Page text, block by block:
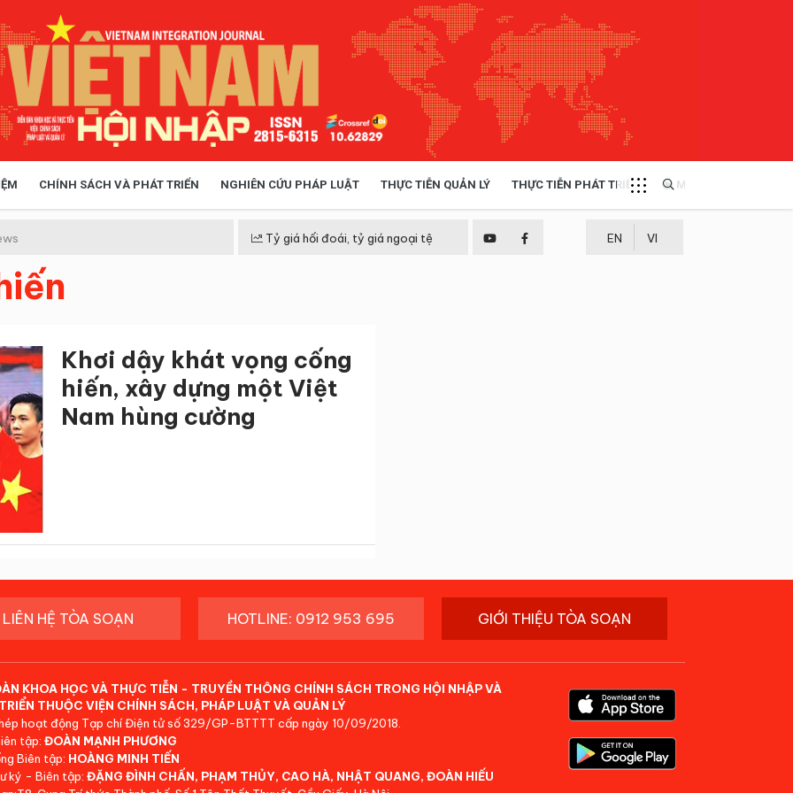
CHÍNH SÁCH VÀ PHÁT TRIỂN NGHIÊN CỨU PHÁP LUẬT THỰC TIỄN QUẢN LÝ THỰC TIỄN PHÁT TRIỂN MULTIMEDIA
Tỷ giá hối đoái, tỷ giá ngoại tệ EN VI
Khơi dậy khát vọng cống
hiến, xây dựng một Việt
Nam hùng cường
LIÊN HỆ TÒA SOẠN HOTLINE: 0912 953 695 GIỚI THIỆU TÒA SOẠN
KHOA HỌC VÀ THỰC TIỄN - TRUYỀN THÔNG CHÍNH SÁCH TRONG HỘI NHẬP VÀ
THUỘC VIỆN CHÍNH SÁCH, PHÁP LUẬT VÀ QUẢN LÝ
hoạt động Tạp chí Điện tử số 329/GP-BTTTT cấp ngày 10/09/2018.
tập: ĐOÀN MẠNH PHƯƠNG
Biên tập: HOÀNG MINH TIẾN
ký - Biên tập: ĐẶNG ĐÌNH CHẤN, PHẠM THỦY, CAO HÀ, NHẬT QUANG, ĐOÀN HIẾU